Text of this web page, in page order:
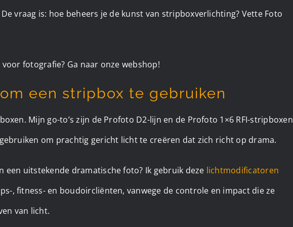
vraag is: hoe beheers je de kunst van stripboxverlichting? Vette Foto
fotografie? Ga naar onze webshop!
een stripbox te gebruiken
Mijn go-to’s zijn de Profoto D2-lijn en de Profoto 1×6 RFI-stripboxen
om prachtig gericht licht te creëren dat zich richt op drama.
een uitstekende dramatische foto? Ik gebruik deze lichtmodificatoren
, fitness- en boudoircliënten, vanwege de controle en impact die ze
van licht.